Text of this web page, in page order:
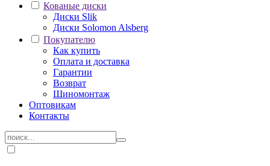
Кованые диски
Диски Slik
Диски Solomon Alsberg
Покупателю
Как купить
Оплата и доставка
Гарантии
Возврат
Шиномонтаж
Оптовикам
Контакты